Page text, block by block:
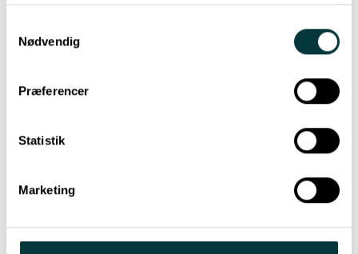
Nødvendig
Præferencer
Statistik
Marketing
folieløsninger, som både afskærmer, skaber stemninger og